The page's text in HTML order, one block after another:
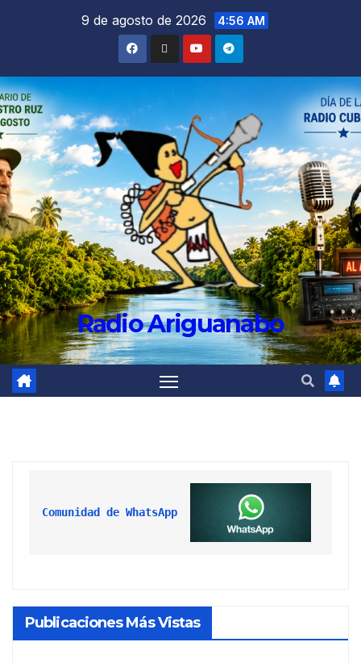
9 de agosto de 2026 4:56 AM
Radio Ariguanabo
Comunidad de WhatsApp
Publicaciones Más Vistas